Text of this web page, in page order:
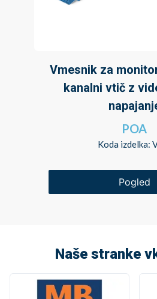
Vmesnik za
kanalni vtič z
POA
Koda izdelka:
Pogled
Naše stranke